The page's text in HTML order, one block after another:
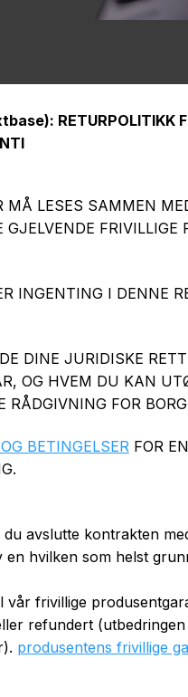
RETURPOLITIKK
LESES SAMMEN
GJELVENDE
INGENTING I DENNE
DINE JURIDISKE
OG HVEM DU KAN
FOR
BETINGELSER FOR
avslutte kontrakten
hvilken som helst
vår frivillige
refundert
produsentens frivillige